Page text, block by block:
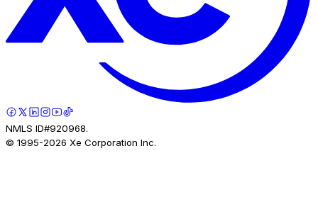
NMLS ID#920968.
© 1995-2026 Xe Corporation Inc.